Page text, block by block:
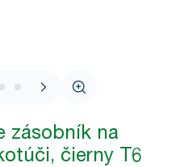
zásobník na
čierny T6